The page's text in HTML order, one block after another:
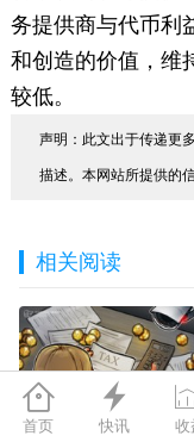
务提供商与代币利
和创造的价值，维
较低。
声明：此文出于传递更
描述。本网站所提供的
相关阅读

首页

快讯 收